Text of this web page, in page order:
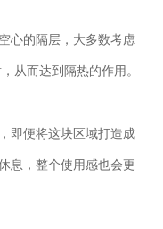
心的隔层，大多数考虑
从而达到隔热的作用。
即便将这块区域打造成
息，整个使用感也会更